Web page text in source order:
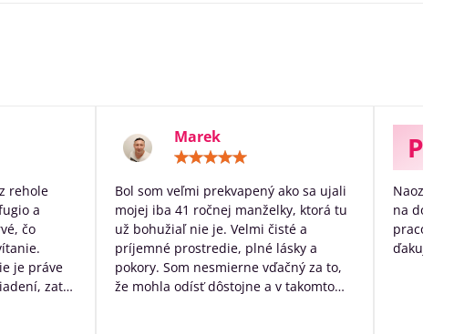
/
5
rehole
a
čo
je práve
zato
Marek
/
5
Bol som veľmi prekvapený ako sa ujali
mojej iba 41 ročnej manželky, ktorá tu
už bohužiaľ nie je. Velmi čisté a
príjemné prostredie, plné lásky a
pokory. Som nesmierne vďačný za to,
že mohla odísť dôstojne a v takomto
P
Naozaj
na
ďakujem